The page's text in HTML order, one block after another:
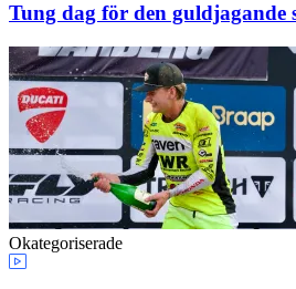
Tung dag för den guldjagande
Okategoriserade